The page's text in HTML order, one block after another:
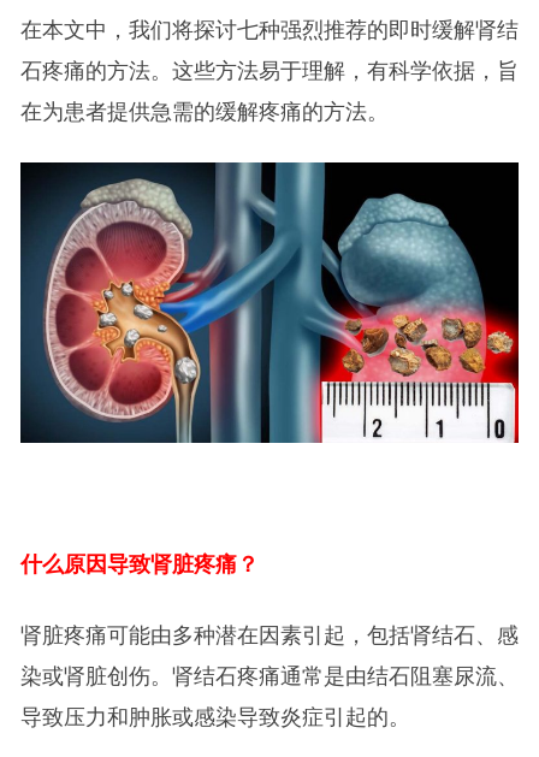
在本文中，我们将探讨七种强烈推荐的即时缓解肾结
石疼痛的方法。这些方法易于理解，有科学依据，旨
在为患者提供急需的缓解疼痛的方法。
什么原因导致肾脏疼痛？
肾脏疼痛可能由多种潜在因素引起，包括肾结石、感
染或肾脏创伤。肾结石疼痛通常是由结石阻塞尿流、
导致压力和肿胀或感染导致炎症引起的。